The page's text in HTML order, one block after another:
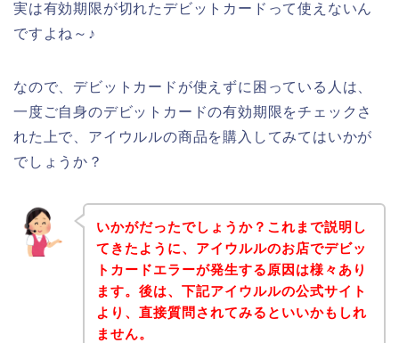
実は有効期限が切れたデビットカードって使えないん
ですよね～♪
なので、デビットカードが使えずに困っている人は、
一度ご自身のデビットカードの有効期限をチェックさ
れた上で、アイウルルの商品を購入してみてはいかが
でしょうか？
いかがだったでしょうか？これまで説明し
てきたように、アイウルルのお店でデビッ
トカードエラーが発生する原因は様々あり
ます。後は、下記アイウルルの公式サイト
より、直接質問されてみるといいかもしれ
ません。